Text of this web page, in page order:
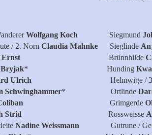
Wolfgang Koch Siegmund
/ 2. Norn Claudia Mahnke Sieglinde
Ernst Brünnhilde
Bryjak* Hunding
Ulrich Helmwige /
Schwinghammer* Ortlinde
Coliban Grimgerde
Strid Rossweisse
Nadine Weissmann Gutrune /